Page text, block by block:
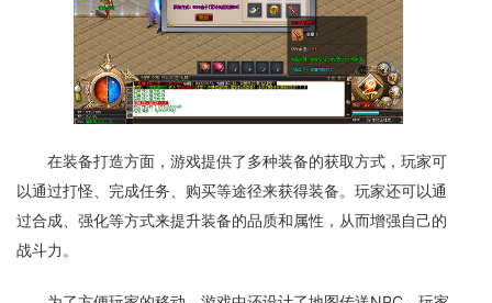
在装备打造方面，游戏提供了多种装备的获取方式，玩家可
以通过打怪、完成任务、购买等途径来获得装备。玩家还可以通
过合成、强化等方式来提升装备的品质和属性，从而增强自己的
战斗力。